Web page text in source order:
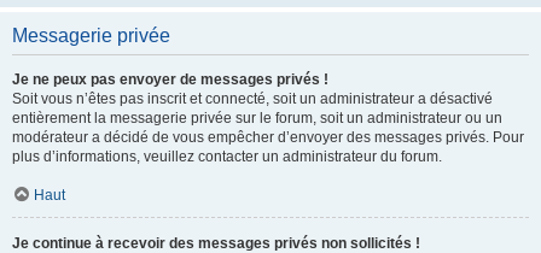
Messagerie privée
Je ne peux pas envoyer de messages privés !
Soit vous n’êtes pas inscrit et connecté, soit un administrateur a désactivé
entièrement la messagerie privée sur le forum, soit un administrateur ou un
modérateur a décidé de vous empêcher d’envoyer des messages privés. Pour
plus d’informations, veuillez contacter un administrateur du forum.
Haut
Je continue à recevoir des messages privés non sollicités !